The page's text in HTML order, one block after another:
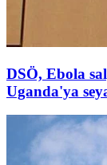
DSÖ, Ebola
Uganda'ya